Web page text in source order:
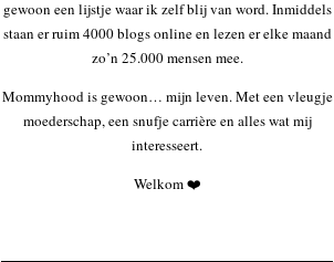
gewoon een lijstje waar ik zelf blij van word. Inmiddels
staan er ruim 4000 blogs online en lezen er elke maand
zo’n 25.000 mensen mee.
Mommyhood is gewoon… mijn leven. Met een vleugje
moederschap, een snufje carrière en alles wat mij
interesseert.
Welkom ❤️